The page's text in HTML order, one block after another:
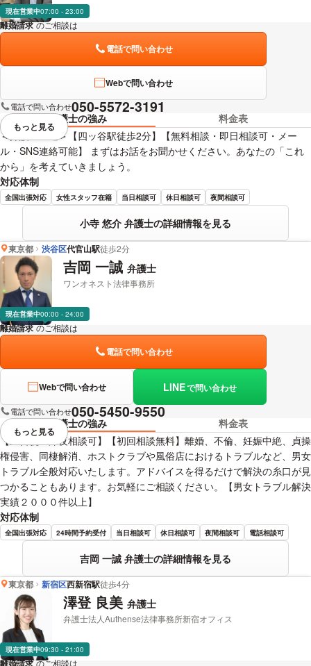
現在営業中07:00 - 23:00
離婚請求 のご相談は
電話で問い合わせ
Webで問い合わせ
電話で問い合わせ050-5572-3191
弁護士の強み
料金表
＜弁護士直通＞【四ッ谷駅徒歩2分】【無料相談・即日相談可・メー
ル・SNS連絡可能】 まずはお話をお聞かせください。あなたの「これ
から」を考えていきましょう。
対応体制
全国出張対応 女性スタッフ在籍 当日相談可 休日相談可 夜間相談可
小寺 悠介 弁護士の詳細情報を見る
視覚的に省略されている要素を
もっと見る
東京都 渋谷区代官山駅徒歩2分
吉岡 一誠 弁護士
ワンオネスト法律事務所
現在営業中00:00 - 24:00
離婚請求 のご相談は
電話で問い合わせ
Webで問い合わせ LINEで問い合わせ
電話で問い合わせ050-5450-9550
弁護士の強み
料金表
【土日祝・深夜相談可】【初回相談無料】離婚、不倫、妊娠中絶、貞操
権侵害、同棲解消、ホストクラブや風俗店におけるトラブルなど、男女
トラブル全般対応いたします。アドバイスを得るだけで解決の糸口が見
つかることもあります。お気軽にご相談ください。【男女トラブル解決
実績２０００件以上】
対応体制
全国出張対応 24時間予約受付 当日相談可 休日相談可 夜間相談可 電話相談可
吉岡 一誠 弁護士の詳細情報を見る
視覚的に省略されている要素を
もっと見る
東京都 新宿区西新宿駅徒歩4分
澤登 良美 弁護士
弁護士法人Authense法律事務所新宿オフィス
現在営業中09:30 - 21:00
離婚請求 のご相談は